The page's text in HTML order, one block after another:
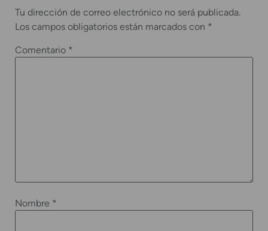
Tu dirección de correo electrónico no será publicada.
Los campos obligatorios están marcados con *
Comentario *
Nombre *